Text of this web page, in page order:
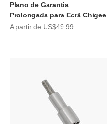
Plano de Garantia
Prolongada para Ecrã Chigee
Preço de promoção
A partir de US$49.99